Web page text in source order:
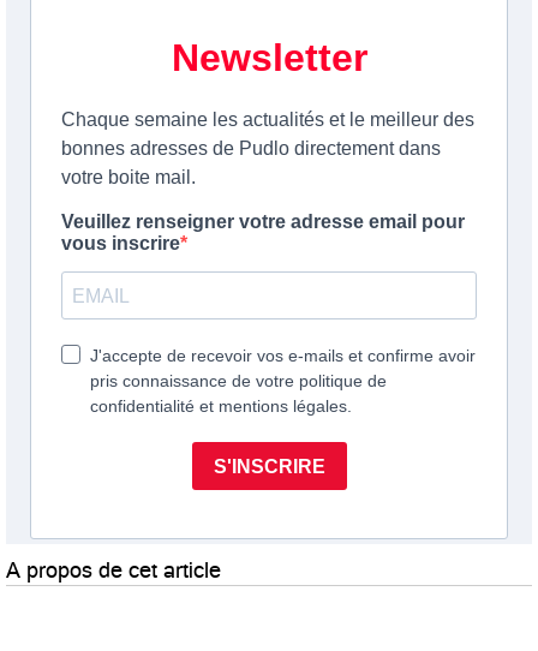
A propos de cet article